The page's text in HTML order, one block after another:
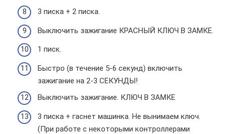
3 писка + 2 писка.
Выключить зажигание КРАСНЫЙ КЛЮЧ В ЗАМКЕ.
1 писк.
Быстро (в течение 5-6 секунд) включить
зажигание на 2-3 СЕКУНДЫ!
Выключить зажигание. КЛЮЧ В ЗАМКЕ
3 писка + гаснет машинка. Не вынимаем ключ.
(При работе с некоторыми контроллерами